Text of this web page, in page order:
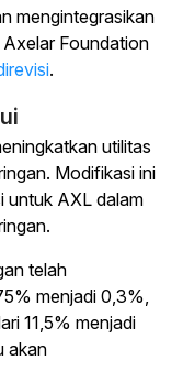
mengintegrasikan
Foundation
.
utilitas
Modifikasi ini
untuk AXL dalam
telah
menjadi 0,3%,
11,5% menjadi
akan